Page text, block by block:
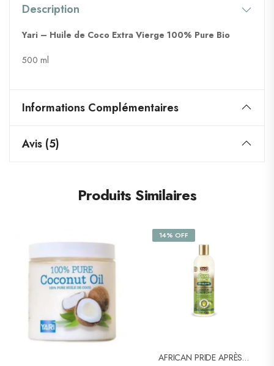
Description
Yari – Huile de Coco Extra Vierge 100% Pure Bio
500 ml
Informations Complémentaires
Avis (5)
Produits Similaires
14% OFF
AFRICAN PRIDE APRÈS-SHAMPOOING OLIVE MIRACLE 355ml